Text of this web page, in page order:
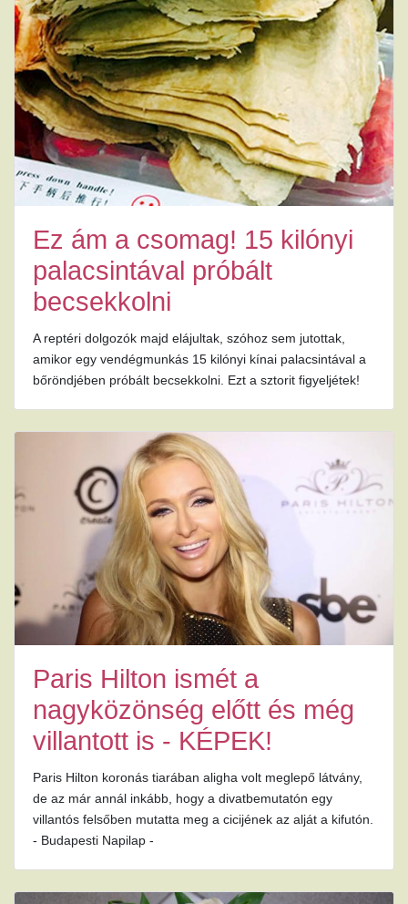
Ez ám a csomag! 15 kilónyi
palacsintával próbált
becsekkolni
A reptéri dolgozók majd elájultak, szóhoz sem jutottak,
amikor egy vendégmunkás 15 kilónyi kínai palacsintával a
bőröndjében próbált becsekkolni. Ezt a sztorit figyeljétek!
Paris Hilton ismét a
nagyközönség előtt és még
villantott is - KÉPEK!
Paris Hilton koronás tiarában aligha volt meglepő látvány,
de az már annál inkább, hogy a divatbemutatón egy
villantós felsőben mutatta meg a cicijének az alját a kifutón.
- Budapesti Napilap -